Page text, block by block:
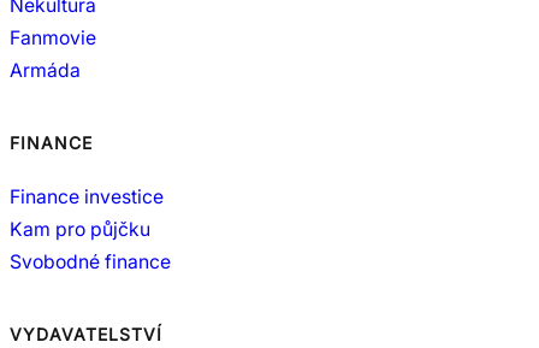
Nekultura
Fanmovie
Armáda
FINANCE
Finance investice
Kam pro půjčku
Svobodné finance
VYDAVATELSTVÍ